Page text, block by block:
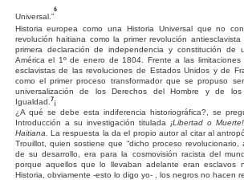
Universal. ”
6
Historia europea como una Historia Universal que no
revolución haitiana como la primer revolución antiesclavista
primera
declaración de independencia y constitución de
América el 1º de enero de 1804. Frente a las limitaciones
esclavistas de las revoluciones de Estados Unidos y de
como el primer proceso transformador que se propuso
universalización
de los Derechos del Hombre y de los
Igualdad. 7¡
¿A qué se debe esta indiferencia historiográfica?, se
Introducción a su investigación titulada ¡Libertad o Muerte!
Haitiana.
La respuesta la da el propio autor al citar al
Trouillot,
quien sostiene que “dicho proceso revolucionario,
de su desarrollo, era para la cosmovisión racista del
porque aquellos que lo llevaban adelante eran esclavos
Historia,
obviamente -esto lo digo yo- los negros no hacen